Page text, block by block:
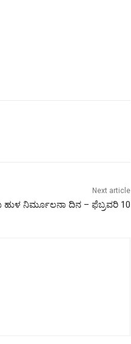
Next article
ಹುಳ ನಿರ್ಮೂಲನಾ ದಿನ – ಫೆಬ್ರವರಿ 10